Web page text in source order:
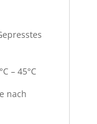
– 45°C
nach